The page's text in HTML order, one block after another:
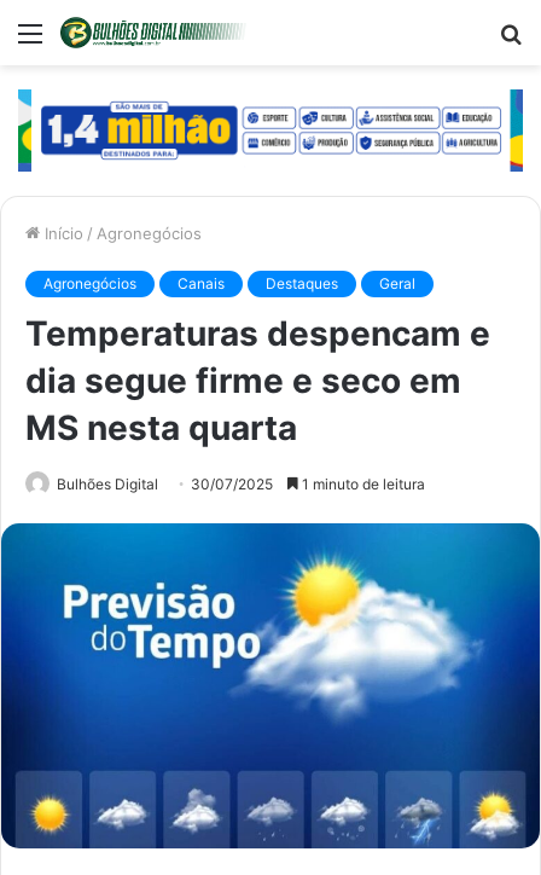
Menu
Início / Agronegócios
Agronegócios Canais Destaques Geral
Temperaturas despencam e
dia segue firme e seco em
MS nesta quarta
Bulhões Digital 30/07/2025 1 minuto de leitura